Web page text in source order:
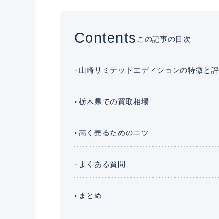
Contents この記事の目次
山崎リミテッドエディションの特徴と
栃木県での買取相場
高く売るためのコツ
よくある質問
まとめ